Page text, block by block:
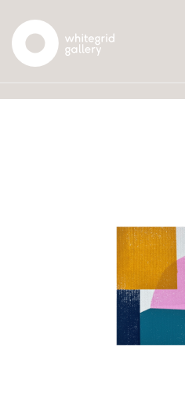
Whitegrid Logo